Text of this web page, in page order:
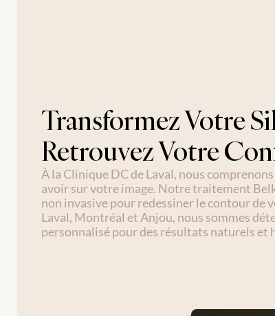
Transformez Votre
Retrouvez Votre
À la Clinique DC de Laval, nous
avoir sur votre image. Notre traitement
non invasive pour redessiner le contour de
Laval, Montréal et Anjou, nous sommes
personnalisé pour des résultats naturels et